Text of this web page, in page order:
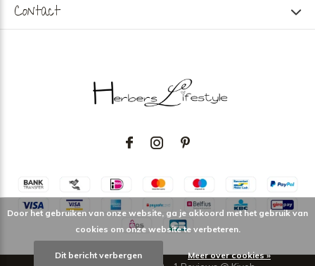
Contact
Door het gebruiken van onze website, ga je akkoord met het gebruik van
cookies om onze website te verbeteren.
Dit bericht verbergen Meer over cookies »